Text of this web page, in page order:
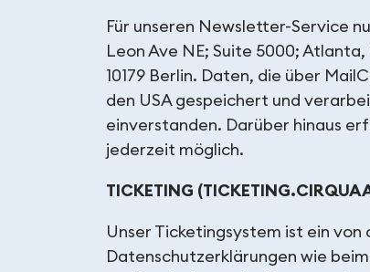
Für unseren Newsletter-Service
Leon Ave NE; Suite 5000;
10179 Berlin. Daten, die über
den USA gespeichert und
einverstanden. Darüber hinaus
jederzeit möglich.
TICKETING
Unser Ticketingsystem ist ein
Datenschutzerklärungen wie